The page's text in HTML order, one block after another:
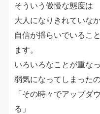
そういう傲慢な態度は
大人になりきれていな
自信が揺らいでいるこ
ます。
いろいろなことが重な
弱気になってしまった
「その時々でアップダ
る」